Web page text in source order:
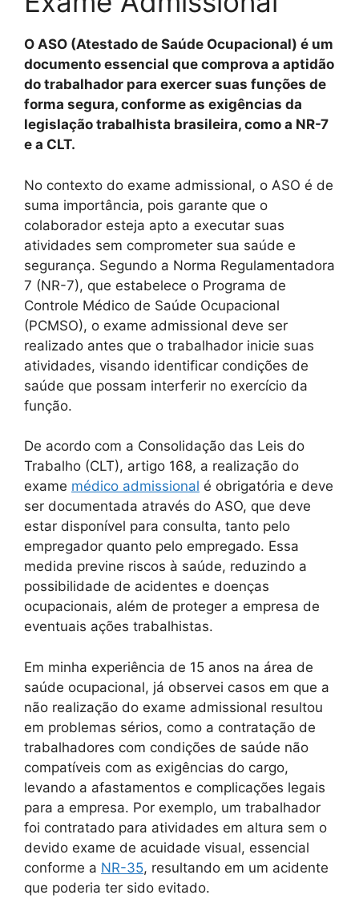
O ASO (Atestado de Saúde Ocupacional) é um
documento essencial que comprova a aptidão
do trabalhador para exercer suas funções de
forma segura, conforme as exigências da
legislação trabalhista brasileira, como a NR-7
e a CLT.
No contexto do exame admissional, o ASO é de
suma importância, pois garante que o
colaborador esteja apto a executar suas
atividades sem comprometer sua saúde e
segurança. Segundo a Norma Regulamentadora
7 (NR-7), que estabelece o Programa de
Controle Médico de Saúde Ocupacional
(PCMSO), o exame admissional deve ser
realizado antes que o trabalhador inicie suas
atividades, visando identificar condições de
saúde que possam interferir no exercício da
função.
De acordo com a Consolidação das Leis do
Trabalho (CLT), artigo 168, a realização do
exame médico admissional é obrigatória e deve
ser documentada através do ASO, que deve
estar disponível para consulta, tanto pelo
empregador quanto pelo empregado. Essa
medida previne riscos à saúde, reduzindo a
possibilidade de acidentes e doenças
ocupacionais, além de proteger a empresa de
eventuais ações trabalhistas.
Em minha experiência de 15 anos na área de
saúde ocupacional, já observei casos em que a
não realização do exame admissional resultou
em problemas sérios, como a contratação de
trabalhadores com condições de saúde não
compatíveis com as exigências do cargo,
levando a afastamentos e complicações legais
para a empresa. Por exemplo, um trabalhador
foi contratado para atividades em altura sem o
devido exame de acuidade visual, essencial
conforme a NR-35, resultando em um acidente
que poderia ter sido evitado.